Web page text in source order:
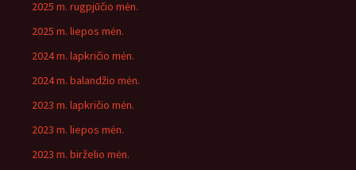
2025 m. rugpjūčio mėn.
2025 m. liepos mėn.
2024 m. lapkričio mėn.
2024 m. balandžio mėn.
2023 m. lapkričio mėn.
2023 m. liepos mėn.
2023 m. birželio mėn.